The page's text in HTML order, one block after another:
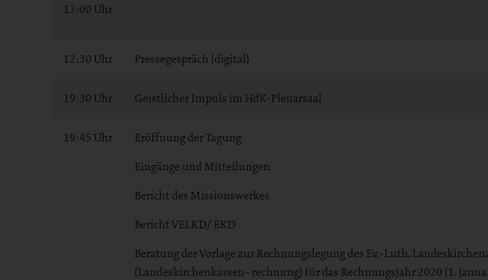
17:00 Uhr
12:30 Uhr Pressegespräch (digital)
19:30 Uhr Geistlicher Impuls im HdK-Plenarsaal
19:45 Uhr
Eröffnung der Tagung
Eingänge und Mitteilungen
Bericht des Missionswerkes
Bericht VELKD/ EKD
Beratung der Vorlage zur Rechnungslegung des Ev.-Luth.
(Landeskirchenkassen- rechnung) für das Rechnungsjahr 2020 (1.